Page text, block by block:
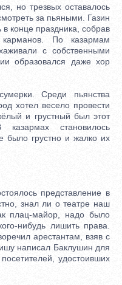
но трезвых оставалось
за пьяными. Газин
конце праздника, собрав
По казармам
с собственными
образовался даже хор
Среди пьянства
хотел весело провести
и грустный был этот
становилось
было грустно и жалко их
представление в
знал ли о театре наш
плац-майор, надо было
нибудь лишить права.
арестантам, взяв с
написал Баклушин для
удостоивших